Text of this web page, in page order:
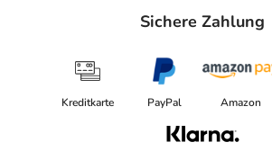
syNeo 5 erst bei Nachlassen der
Nach einer Achselrasur min. 6 Stunden
Anwendung warten.
Sichere Zahlung
Kreditkarte PayPal Amazon